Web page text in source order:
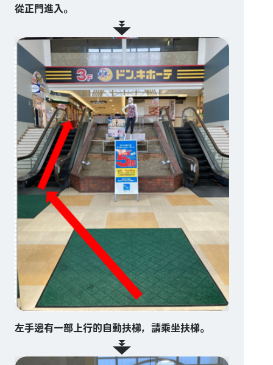
從正門進入。
左手邊有一部上行的自動扶梯，請乘坐扶梯。